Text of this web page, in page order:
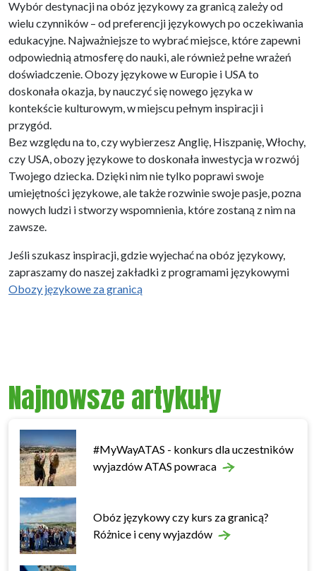
Wybór destynacji na obóz językowy za granicą zależy od
wielu czynników – od preferencji językowych po oczekiwania
edukacyjne. Najważniejsze to wybrać miejsce, które zapewni
odpowiednią atmosferę do nauki, ale również pełne wrażeń
doświadczenie. Obozy językowe w Europie i USA to
doskonała okazja, by nauczyć się nowego języka w
kontekście kulturowym, w miejscu pełnym inspiracji i
przygód.
Bez względu na to, czy wybierzesz Anglię, Hiszpanię, Włochy,
czy USA, obozy językowe to doskonała inwestycja w rozwój
Twojego dziecka. Dzięki nim nie tylko poprawi swoje
umiejętności językowe, ale także rozwinie swoje pasje, pozna
nowych ludzi i stworzy wspomnienia, które zostaną z nim na
zawsze.
Jeśli szukasz inspiracji, gdzie wyjechać na obóz językowy,
zapraszamy do naszej zakładki z programami językowymi
Obozy językowe za granicą
Najnowsze artykuły
#MyWayATAS - konkurs dla uczestników
wyjazdów ATAS powraca
Obóz językowy czy kurs za granicą?
Różnice i ceny wyjazdów